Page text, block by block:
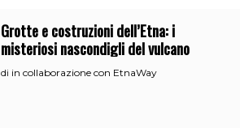
Grotte e costruzioni dell’Etna: i
misteriosi nascondigli del vulcano
di in collaborazione con EtnaWay